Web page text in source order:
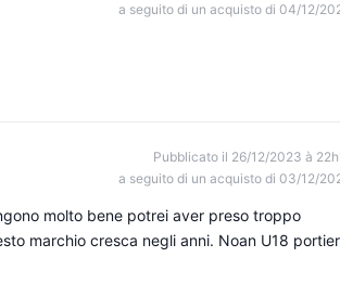
a seguito di un acquisto di 04/12/
Pubblicato il 26/12/2023 à
a seguito di un acquisto di 03/12/
molto bene potrei aver preso troppo
marchio cresca negli anni. Noan U18